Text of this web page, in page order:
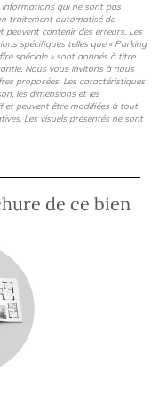
informations qui ne sont pas
traitement automatisé de
contenir des erreurs. Les
spécifiques telles que « Parking
spéciale » sont donnés à titre
Nous vous invitons à nous
proposées. Les caractéristiques
les dimensions et les
et peuvent être modifiées à tout
Les visuels présentés ne sont
de ce bien